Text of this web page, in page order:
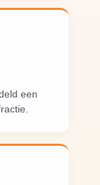
een